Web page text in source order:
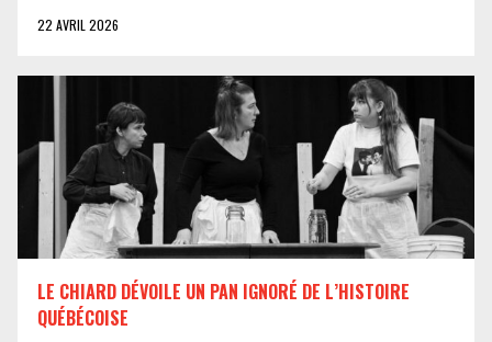
22 AVRIL 2026
LE CHIARD DÉVOILE UN PAN IGNORÉ DE L’HISTOIRE
QUÉBÉCOISE